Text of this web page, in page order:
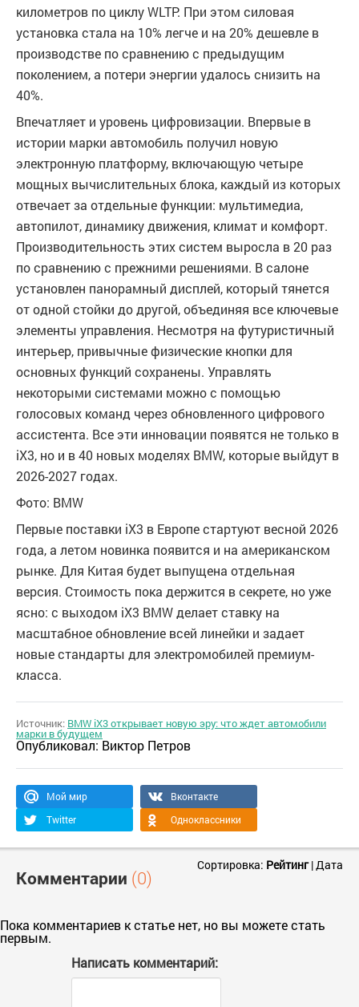
километров по циклу WLTP. При этом силовая
установка стала на 10% легче и на 20% дешевле в
производстве по сравнению с предыдущим
поколением, а потери энергии удалось снизить на
40%.
Впечатляет и уровень цифровизации. Впервые в
истории марки автомобиль получил новую
электронную платформу, включающую четыре
мощных вычислительных блока, каждый из которых
отвечает за отдельные функции: мультимедиа,
автопилот, динамику движения, климат и комфорт.
Производительность этих систем выросла в 20 раз
по сравнению с прежними решениями. В салоне
установлен панорамный дисплей, который тянется
от одной стойки до другой, объединяя все ключевые
элементы управления. Несмотря на футуристичный
интерьер, привычные физические кнопки для
основных функций сохранены. Управлять
некоторыми системами можно с помощью
голосовых команд через обновленного цифрового
ассистента. Все эти инновации появятся не только в
iX3, но и в 40 новых моделях BMW, которые выйдут в
2026-2027 годах.
Фото: BMW
Первые поставки iX3 в Европе стартуют весной 2026
года, а летом новинка появится и на американском
рынке. Для Китая будет выпущена отдельная
версия. Стоимость пока держится в секрете, но уже
ясно: с выходом iX3 BMW делает ставку на
масштабное обновление всей линейки и задает
новые стандарты для электромобилей премиум-
класса.
Источник: BMW iX3 открывает новую эру: что ждет автомобили
марки в будущем
Опубликовал: Виктор Петров
Мой мир
Вконтакте
Twitter
Одноклассники
Комментарии (0)
Сортировка: Рейтинг|Дата
Пока комментариев к статье нет, но вы можете стать
первым.
Написать комментарий: